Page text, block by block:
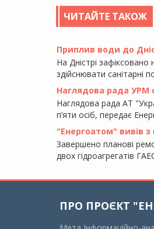
ЧИТАЙТЕ ТАКОЖ
Приплив води до
На Дністрі
здійснювати санітарні
Наглядова рада УРМ
Наглядова рада АТ
п’яти осіб, передає
"Енергоатом" вивів
Завершено планові
двох гідроагрегатів
ПРО ПРОЄКТ